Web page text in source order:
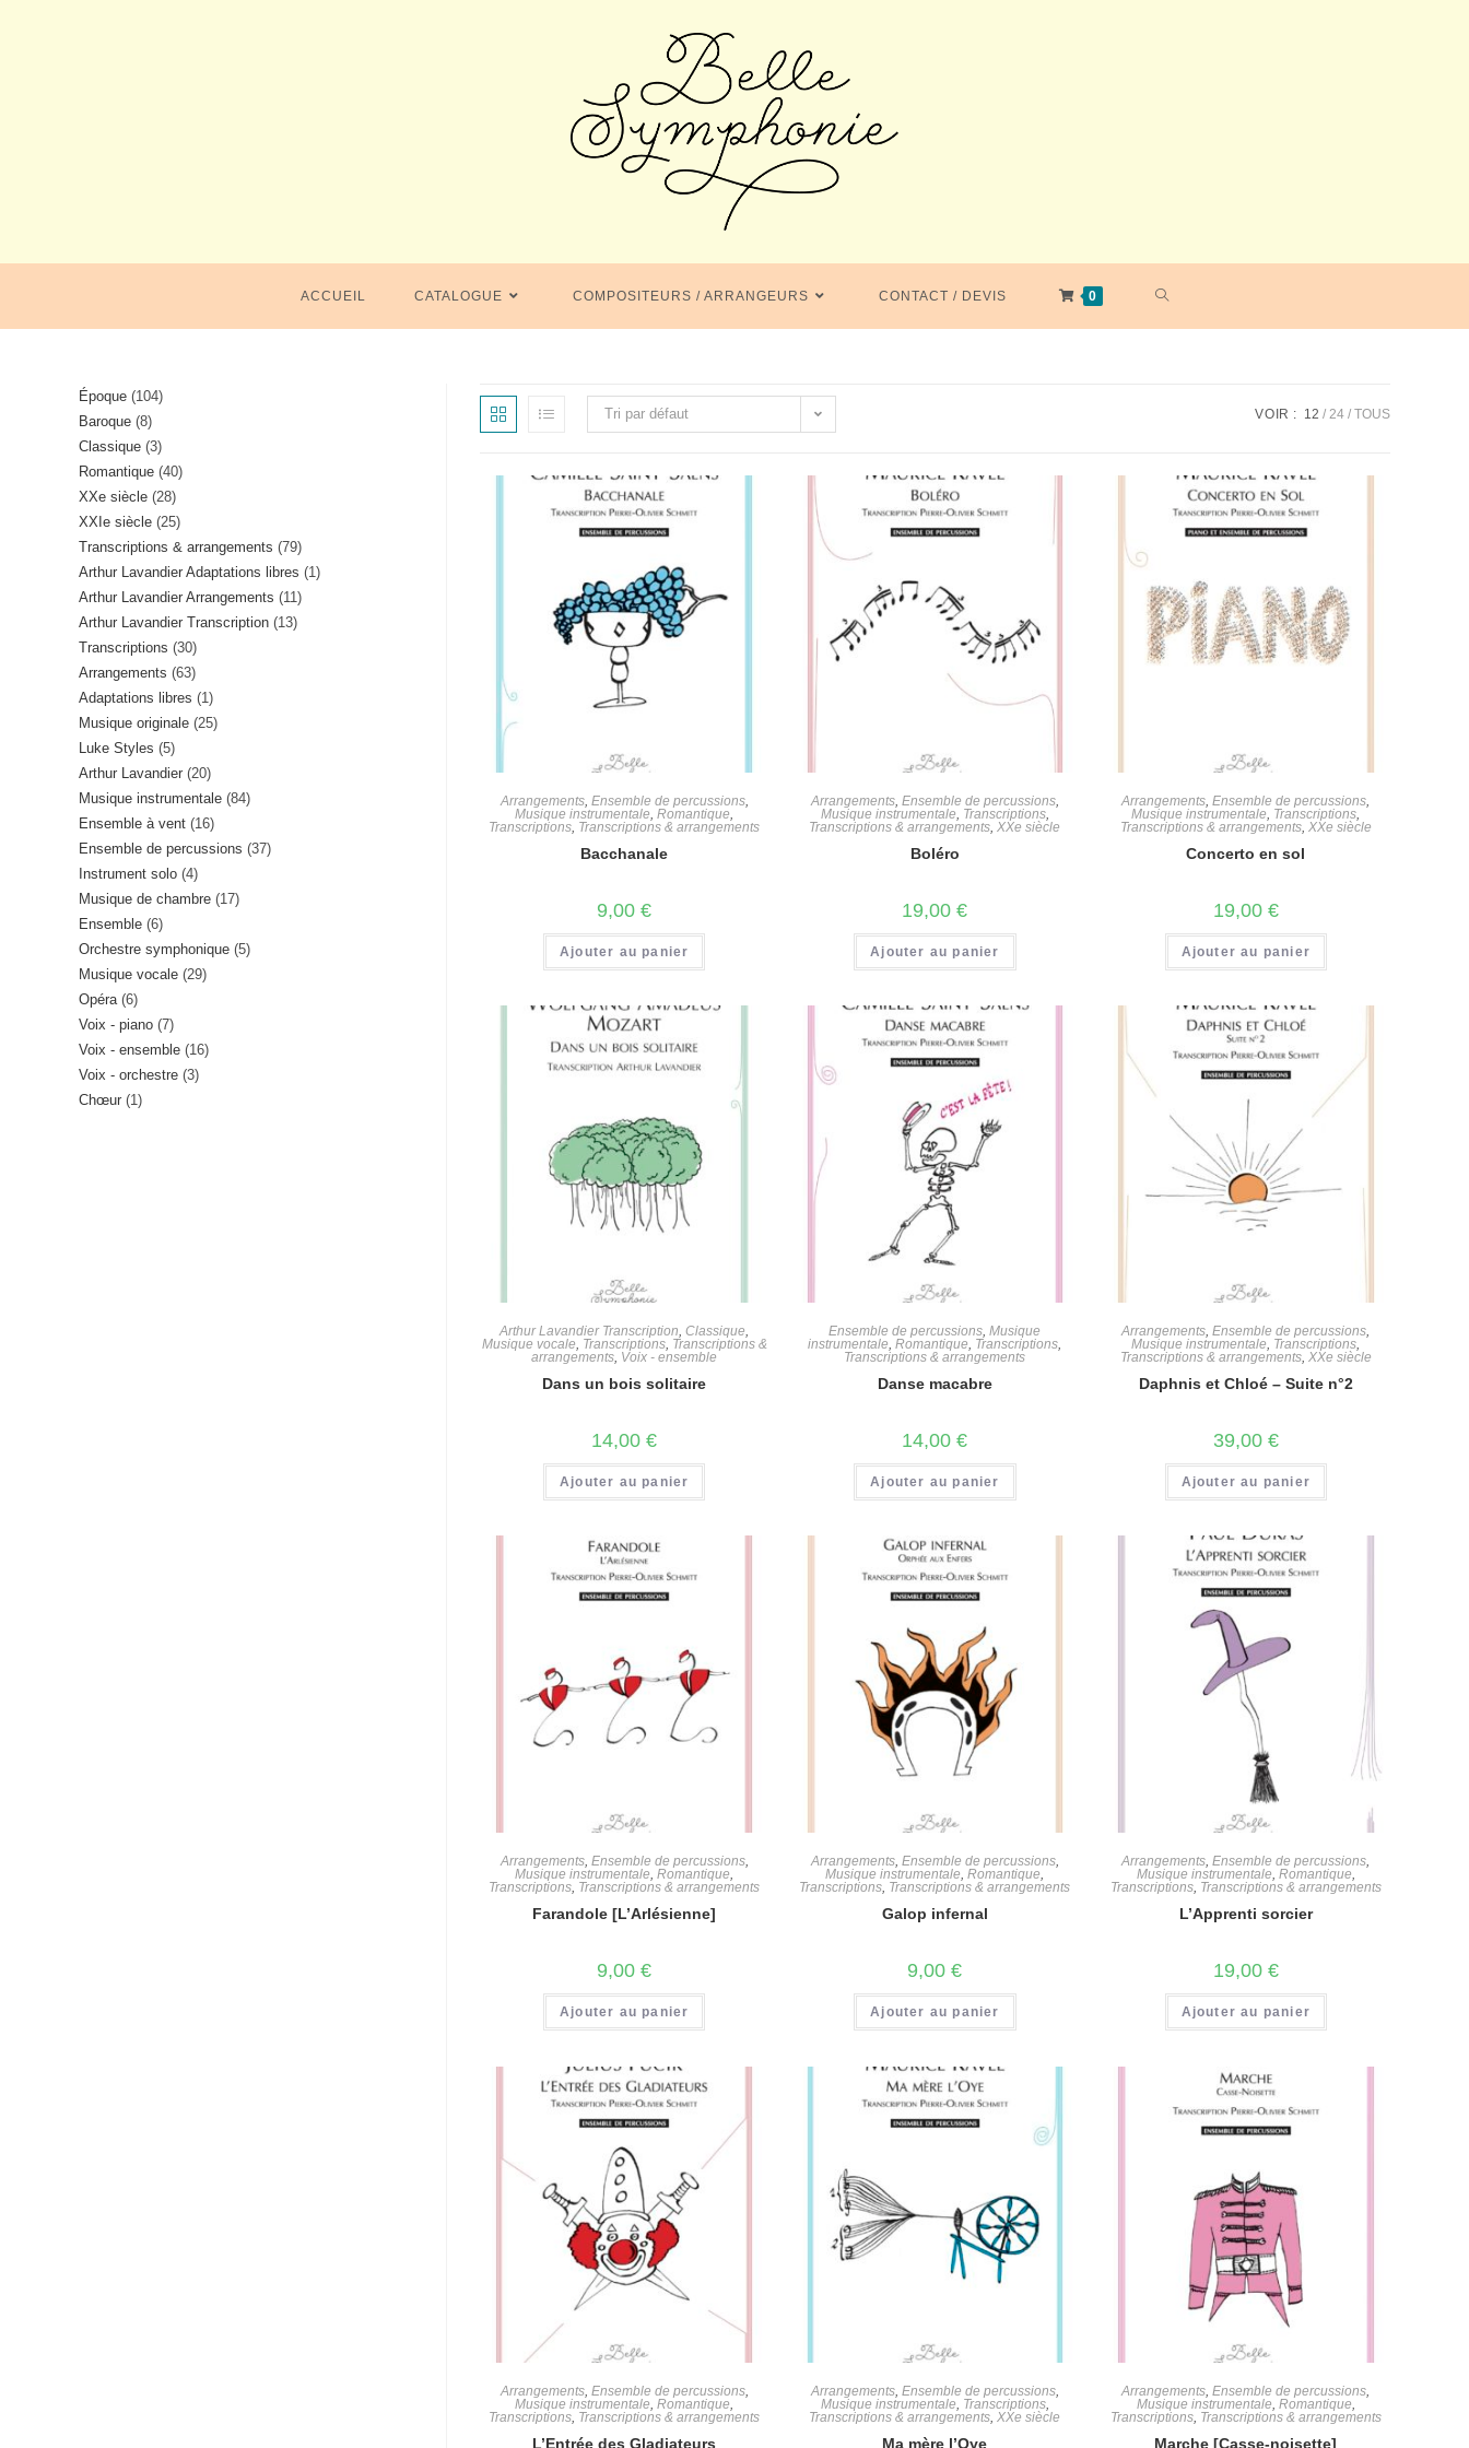
ACCUEIL CATALOGUE COMPOSITEURS / ARRANGEURS CONTACT / DEVIS 0 TOGGLE
Tri par défaut VOIR : 12 24 TOUS
Arrangements, Ensemble de percussions,
Musique instrumentale ,Romantique
Transcriptions Transcriptions & arrangements
Bacchanale
9,00€
Ajouter au panier
Arrangements, Ensemble de percussions,
Musique instrumentale Transcriptions,
Transcriptions & arrangements XXe siècle
Boléro
19,00€
Ajouter au panier
Arrangements ,Ensemble de percussions
Musique instrumentale Transcriptions
Transcriptions & arrangements, XXe siècle
Concerto en sol
19,00 €
Ajouter au panier
Arthur Lavandier Transcription,Classique,
Musique vocale, Transcriptions, Transcriptions &
arrangements, Voix - ensemble
Dans un bois solitaire
14,00€
Ajouter au panier
Ensemble de percussions,Musique
instrumentale,Romantique, Transcriptions,
Transcriptions & arrangements
Danse macabre
14,00€
Ajouter au panier
Arrangements,Ensemble de percussions,
Musique instrumentale, Transcriptions,
Transcriptions & arrangements, XXe siècle
Daphnis et Chloé – Suite n°2
39,00 €
Ajouter au panier
Arrangements, Ensemble de percussions,
Musique instrumentale,Romantique,
Transcriptions, Transcriptions & arrangements
Farandole [L’Arlésienne]
9,00€
Ajouter au panier
Arrangements, Ensemble de percussions,
Musique instrumentale,Romantique,
Transcriptions, Transcriptions & arrangements
Galop infernal
9,00€
Ajouter au panier
Arrangements,Ensemble de percussions,
Musique instrumentale, Romantique,
Transcriptions, Transcriptions & arrangements
L’Apprenti sorcier
19,00 €
Ajouter au panier
Arrangements, Ensemble de percussions,
Musique instrumentale,Romantique,
Transcriptions, Transcriptions & arrangements
L’Entrée des Gladiateurs
Arrangements, Ensemble de percussions,
Musique instrumentale, Transcriptions,
Transcriptions & arrangements,XXe siècle
Ma mère l’Oye
Arrangements,Ensemble de percussions,
Musique instrumentale, Romantique,
Transcriptions, Transcriptions & arrangements
Marche [Casse-noisette]
Époque 104104
Baroque 88
produits
Classique 33
produits
Romantique 4040
XXe siècle 2828
produits
XXIe siècle 2525
produits
Transcriptions & arrangements 7979
produits
Arthur Lavandier Adaptations libres 1 1
Arthur Lavandier Arrangements 11 11
produits
Arthur Lavandier Transcription 1313
Transcriptions 3030
produits
Arrangements 6363
produits
Adaptations libres 1 1
produit
Musique originale 2525
Luke Styles 55
produits
Arthur Lavandier 2020
produits
Musique instrumentale 8484
Ensemble à vent 1616
produits
Ensemble de percussions 3737
Instrument solo 44
produits
Musique de chambre 1717
Ensemble 66
produits
Orchestre symphonique 55
Musique vocale 2929
Opéra 66
produits
Voix - piano 77
produits
Voix - ensemble 1616
Voix - orchestre 33
Chœur 1 1